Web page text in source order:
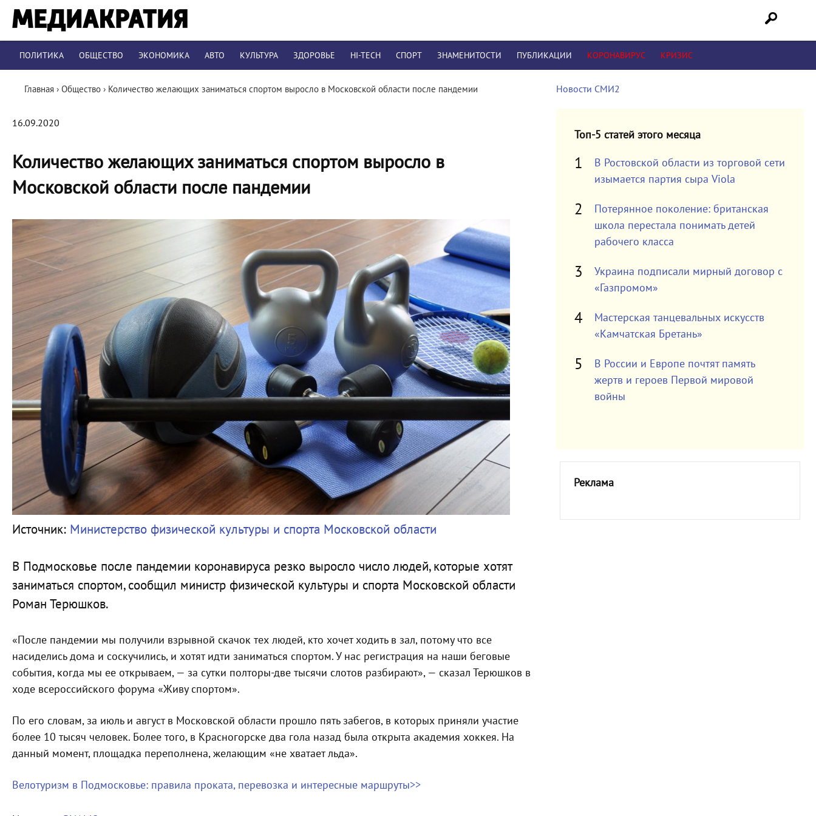
ПОЛИТИКА ОБЩЕСТВО ЭКОНОМИКА АВТО КУЛЬТУРА ЗДОРОВЬЕ HI-TECH СПОРТ ЗНАМЕНИТОСТИ ПУБЛИКАЦИИ КОРОНАВИРУС КРИЗИС
Главная › Общество › Количество желающих заниматься спортом выросло в Московской области после пандемии
16.09.2020
Количество желающих заниматься спортом выросло в
Московской области после пандемии
Источник: Министерство физической культуры и спорта Московской области
В Подмосковье после пандемии коронавируса резко выросло число людей, которые хотят
заниматься спортом, сообщил министр физической культуры и спорта Московской области
Роман Терюшков.
«После пандемии мы получили взрывной скачок тех людей, кто хочет ходить в зал, потому что все
насиделись дома и соскучились, и хотят идти заниматься спортом. У нас регистрация на наши беговые
события, когда мы ее открываем, — за сутки полторы-две тысячи слотов разбирают», — сказал Терюшков в
ходе всероссийского форума «Живу спортом».
По его словам, за июль и август в Московской области прошло пять забегов, в которых приняли участие
более 10 тысяч человек. Более того, в Красногорске два гола назад была открыта академия хоккея. На
данный момент, площадка переполнена, желающим «не хватает льда».
Велотуризм в Подмосковье: правила проката, перевозка и интересные маршруты>>
Новости СМИ2
Топ-5 статей этого месяца
В Ростовской области из торговой сети
изымается партия сыра Viola
Потерянное поколение: британская
школа перестала понимать детей
рабочего класса
Украина подписали мирный договор с
«Газпромом»
Мастерская танцевальных искусств
«Камчатская Бретань»
В России и Европе почтят память
жертв и героев Первой мировой
войны
Реклама